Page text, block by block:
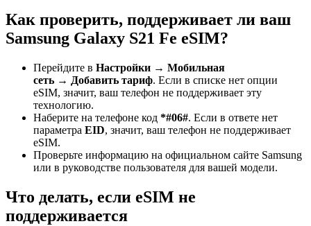
Как проверить, поддерживает ли ваш
Samsung Galaxy S21 Fe eSIM?
Перейдите в Настройки → Мобильная
сеть → Добавить тариф. Если в списке нет опции
eSIM, значит, ваш телефон не поддерживает эту
технологию.
Наберите на телефоне код *#06#. Если в ответе нет
параметра EID, значит, ваш телефон не поддерживает
eSIM.
Проверьте информацию на официальном сайте Samsung
или в руководстве пользователя для вашей модели.
Что делать, если eSIM не
поддерживается